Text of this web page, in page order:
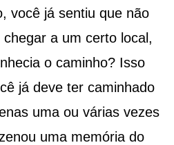
você já sentiu que não
a um certo local,
o caminho? Isso
já deve ter caminhado
uma ou várias vezes
uma memória do